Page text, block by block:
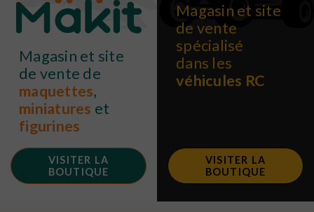
Magasin et site
de vente de
maquettes,
miniatures et
figurines
VISITER LA
BOUTIQUE
Magasin et site
de vente
spécialisé
dans les
véhicules RC
VISITER LA
BOUTIQUE